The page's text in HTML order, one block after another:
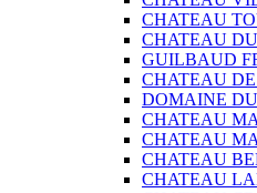
CHATEAU
CHATEAU
GUILBAUD
CHATEAU DE
DOMAINE
CHATEAU
CHATEAU
CHATEAU
CHATEAU